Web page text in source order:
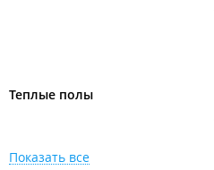
Теплые полы
Показать все